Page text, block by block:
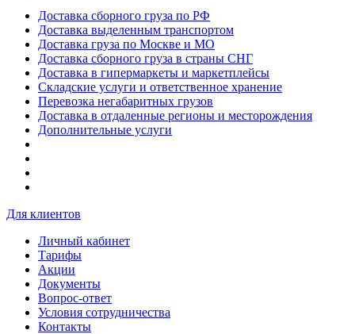
Доставка сборного груза по РФ
Доставка выделенным транспортом
Доставка груза по Москве и МО
Доставка сборного груза в страны СНГ
Доставка в гипермаркеты и маркетплейсы
Складские услуги и ответственное хранение
Перевозка негабаритных грузов
Доставка в отдаленные регионы и месторождения
Дополнительные услуги
Для клиентов
Личный кабинет
Тарифы
Акции
Документы
Вопрос-ответ
Условия сотрудничества
Контакты